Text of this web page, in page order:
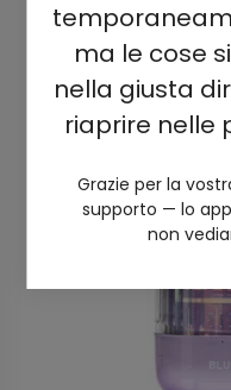
ma le cose
nella giusta
riaprire nelle
Grazie per la
supporto — lo
non